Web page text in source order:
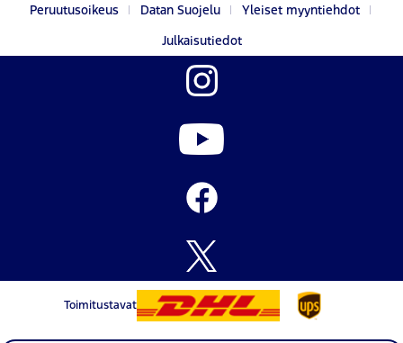
Peruutusoikeus
Datan Suojelu
Yleiset myyntiehdot
Julkaisutiedot
Toimitustavat